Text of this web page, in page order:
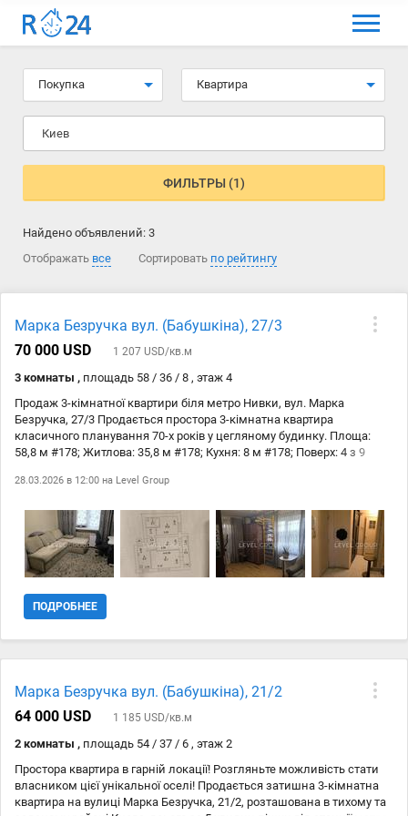
МЕНЮ
Выбрать язык
Избранные объявления
Комментарии к объявления
Как добавить объявление
Покупка Квартира
Киев
ФИЛЬТРЫ (1)
Найдено объявлений: 3
Отображать все Сортировать по рейтингу
Марка Безручка вул. (Бабушкіна), 27/3
70 000 USD
1 207 USD/кв.м
3 комнаты , площадь 58 / 36 / 8 , этаж 4
Продаж 3-кімнатної квартири біля метро Нивки, вул. Марка
Безручка, 27/3 Продається простора 3-кімнатна квартира
класичного планування 70-х років у цегляному будинку. Площа:
58,8 м #178; Житлова: 35,8 м #178; Кухня: 8 м #178; Поверх: 4 з 9
10,6 м #178; + 9,1 м #178;) Велика засклена лоджія, що
лаунж або робочу зону Суміщений санвузол після перепланування
Квартира тепла, суха, з приємними сусідами Квартира продається
без меблів #127795; Локація та інфраструктура: Будинок у зеленій
зоні з парком і дитячими майданчиками Поруч Парк Нивки —
ліцеї, садочки, торгові центри, магазини, АЗС 5 хвилин до метро
Нивки та Берестейська Зручна транспортна розвязка в усі
28.03.2026 в 12:00 на Level Group
ПОДРОБНЕЕ
Марка Безручка вул. (Бабушкіна), 21/2
64 000 USD
1 185 USD/кв.м
2 комнаты , площадь 54 / 37 / 6 , этаж 2
Простора квартира в гарній локації! Розгляньте можливість стати
власником цієї унікальної оселі! Продається затишна 3-кімнатна
квартира на вулиці Марка Безручка, 21/2, розташована в тихому та